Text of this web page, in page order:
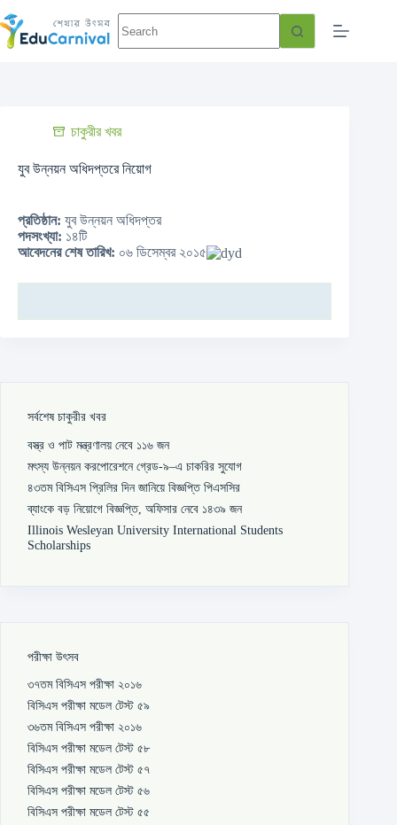
চাকুরীর খবর
যুব উন্নয়ন অধিদপ্তরে নিয়োগ
প্রতিষ্ঠান: যুব উন্নয়ন অধিদপ্তর
পদসংখ্যা: ১৪টি
আবেদনের শেষ তারিখ: ০৬ ডিসেম্বর ২০১৫
সর্বশেষ চাকুরীর খবর
বস্ত্র ও পাট মন্ত্রণালয় নেবে ১১৬ জন
মৎস্য উন্নয়ন করপোরেশনে গ্রেড-৯–এ চাকরির সুযোগ
৪৩তম বিসিএস প্রিলির দিন জানিয়ে বিজ্ঞপ্তি পিএসসির
ব্যাংকে বড় নিয়োগে বিজ্ঞপ্তি, অফিসার নেবে ১৪৩৯ জন
Illinois Wesleyan University International Students
Scholarships
পরীক্ষা উৎসব
৩৭তম বিসিএস পরীক্ষা ২০১৬
বিসিএস পরীক্ষা মডেল টেস্ট ৫৯
৩৬তম বিসিএস পরীক্ষা ২০১৬
বিসিএস পরীক্ষা মডেল টেস্ট ৫৮
বিসিএস পরীক্ষা মডেল টেস্ট ৫৭
বিসিএস পরীক্ষা মডেল টেস্ট ৫৬
বিসিএস পরীক্ষা মডেল টেস্ট ৫৫